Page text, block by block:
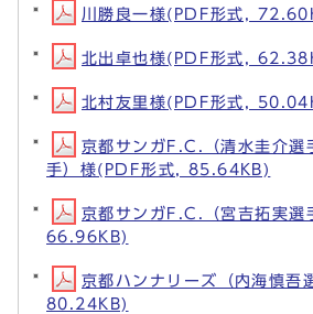
川勝良一様(PDF形式,
北出卓也様(PDF形式,
北村友里様(PDF形式,
京都サンガF.C.（清水圭介選
手）様(PDF形式, 85.64KB)
京都サンガF.C.（宮吉拓実選
66.96KB)
京都ハンナリーズ（内海慎吾
80.24KB)